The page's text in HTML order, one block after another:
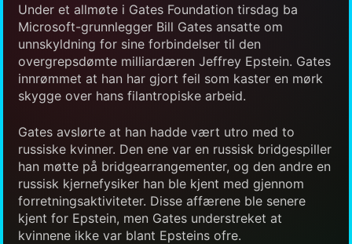
Under et allmøte i Gates Foundation tirsdag ba
Microsoft-grunnlegger Bill Gates ansatte om
unnskyldning for sine forbindelser til den
overgrepsdømte milliardæren Jeffrey Epstein. Gates
innrømmet at han har gjort feil som kaster en mørk
skygge over hans filantropiske arbeid.
Gates avslørte at han hadde vært utro med to
russiske kvinner. Den ene var en russisk bridgespiller
han møtte på bridgearrangementer, og den andre en
russisk kjernefysiker han ble kjent med gjennom
forretningsaktiviteter. Disse affærene ble senere
kjent for Epstein, men Gates understreket at
kvinnene ikke var blant Epsteins ofre.